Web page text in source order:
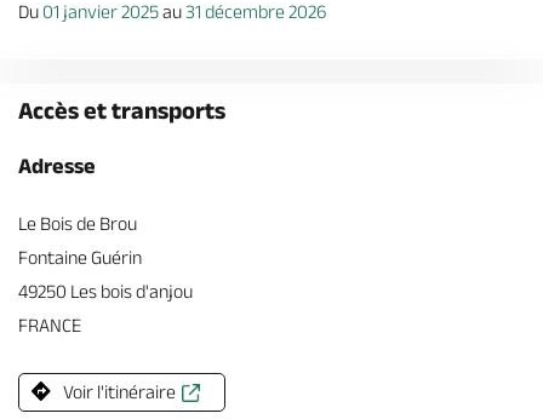
Du 01 janvier 2025au31 décembre 2026
Accès et transports
Adresse
Le Bois de Brou
Fontaine Guérin
49250 Les bois d'anjou
FRANCE
Voir l'itinéraire